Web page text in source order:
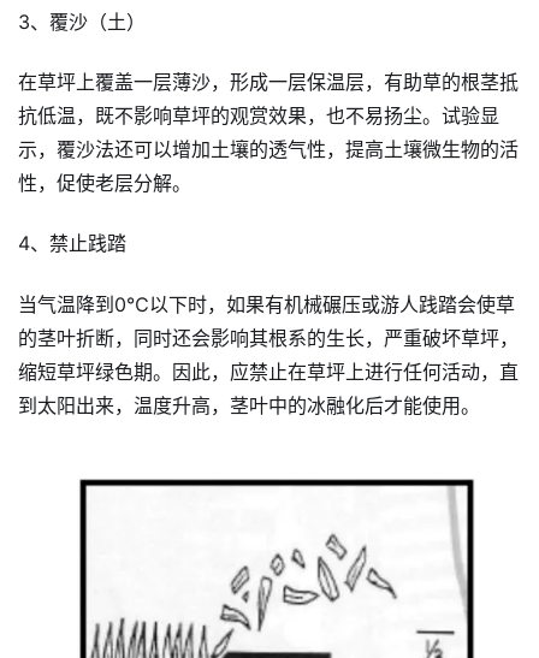
3、覆沙（土）
在草坪上覆盖一层薄沙，形成一层保温层，有助草的根茎抵
抗低温，既不影响草坪的观赏效果，也不易扬尘。试验显
示，覆沙法还可以增加土壤的透气性，提高土壤微生物的活
性，促使老层分解。
4、禁止践踏
当气温降到0℃以下时，如果有机械碾压或游人践踏会使草
的茎叶折断，同时还会影响其根系的生长，严重破坏草坪，
缩短草坪绿色期。因此，应禁止在草坪上进行任何活动，直
到太阳出来，温度升高，茎叶中的冰融化后才能使用。